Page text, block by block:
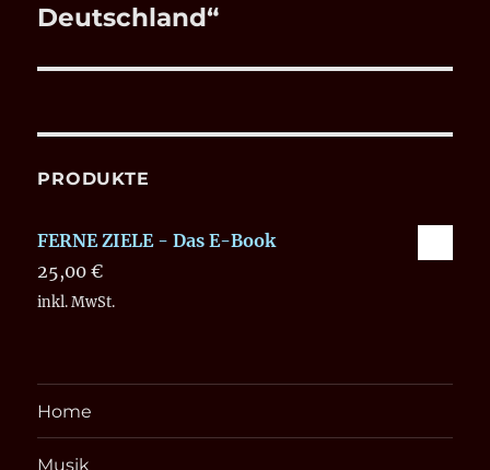
Deutschland“
PRODUKTE
FERNE ZIELE - Das E-Book
25,00€
inkl. MwSt.
Home
Musik